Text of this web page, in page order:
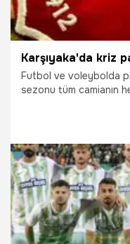
Futbol ve voleybolda
sezonu tüm camianın
Mayıs olarak
Karşıyaka Zübeyde
duyuruldu.
12.05.2026 İzmir